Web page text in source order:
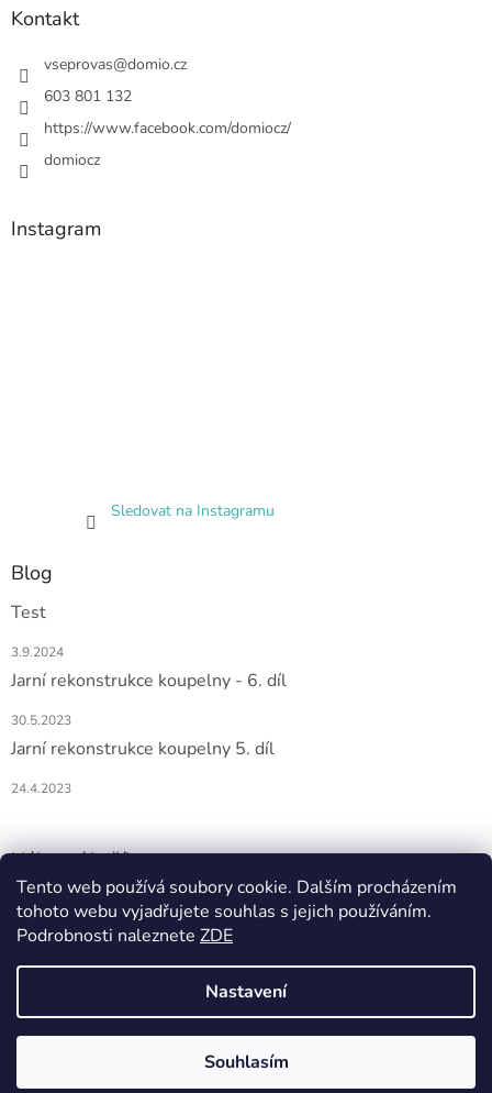
Tento web používá soubory cookie. Dalším procházením
tohoto webu vyjadřujete souhlas s jejich používáním.
Podrobnosti naleznete ZDE
Nastavení
Souhlasím
Kontakt
vseprovas@domio.cz
603 801 132
https://www.facebook.com/domiocz/
domiocz
Instagram
Sledovat na Instagramu
Blog
Test
3.9.2024
Jarní rekonstrukce koupelny - 6. díl
30.5.2023
Jarní rekonstrukce koupelny 5. díl
24.4.2023
Nákupní košík
0KS /0 KČ
Vytvořil Shoptet
DOMIO. Všechna práva vyhrazena.